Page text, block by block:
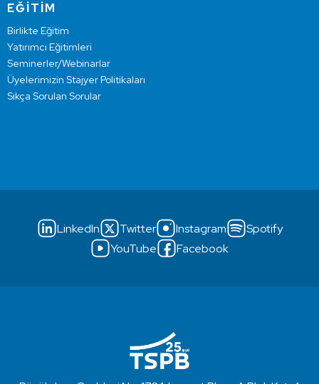
EĞİTİM
Birlikte Eğitim
Yatırımcı Eğitimleri
Seminerler/Webinarlar
Üyelerimizin Stajyer Politikaları
Sıkça Sorulan Sorular
LinkedIn Twitter Instagram
Spotify
YouTube
Facebook